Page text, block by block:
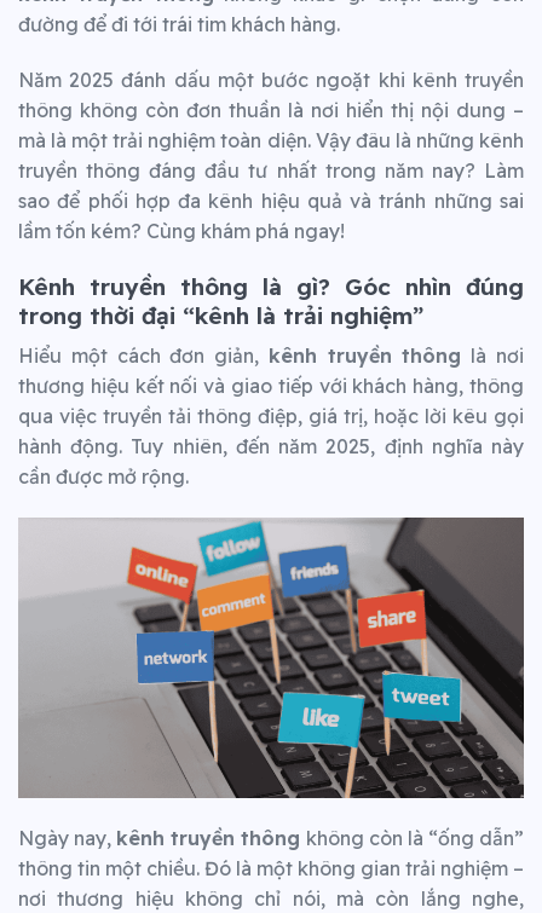
đường để đi tới trái tim khách hàng.
Năm 2025 đánh dấu một bước ngoặt khi kênh truyền
thông không còn đơn thuần là nơi hiển thị nội dung –
mà là một trải nghiệm toàn diện. Vậy đâu là những kênh
truyền thông đáng đầu tư nhất trong năm nay? Làm
sao để phối hợp đa kênh hiệu quả và tránh những sai
lầm tốn kém? Cùng khám phá ngay!
Kênh truyền thông là gì? Góc nhìn đúng
trong thời đại “kênh là trải nghiệm”
Hiểu một cách đơn giản, kênh truyền thông là nơi
thương hiệu kết nối và giao tiếp với khách hàng, thông
qua việc truyền tải thông điệp, giá trị, hoặc lời kêu gọi
hành động. Tuy nhiên, đến năm 2025, định nghĩa này
cần được mở rộng.
Ngày nay, kênh truyền thông không còn là “ống dẫn”
thông tin một chiều. Đó là một không gian trải nghiệm –
nơi thương hiệu không chỉ nói, mà còn lắng nghe,